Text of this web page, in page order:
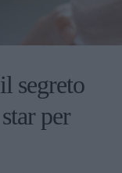
segreto
per